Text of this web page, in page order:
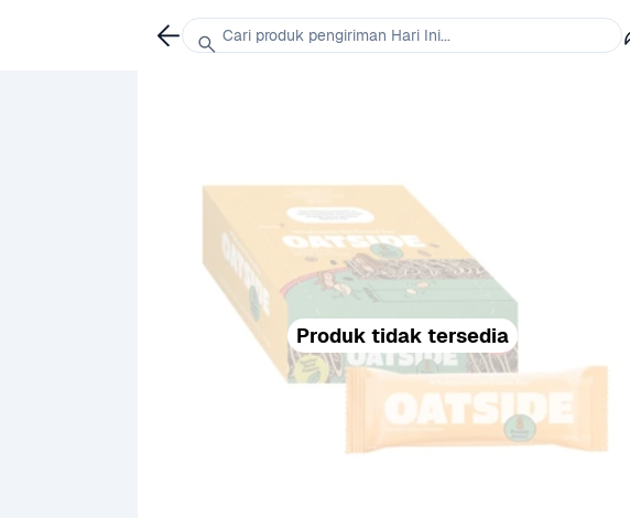
Produk tidak tersedia
Cari produk pengiriman Hari Ini...